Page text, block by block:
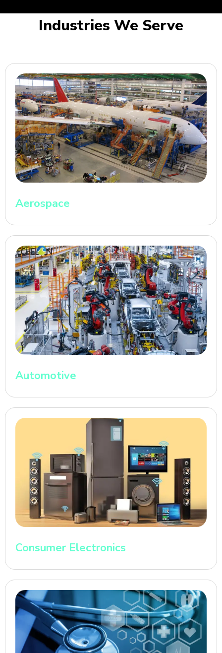
Industries We Serve
Aerospace
Automotive
Consumer Electronics